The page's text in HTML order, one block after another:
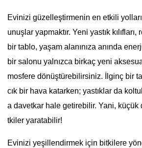
Evinizi güzelleştirmenin en etkili
unuşlar yapmaktır. Yeni yastık
bir tablo, yaşam alanınıza anında
bir salonu yalnızca birkaç yeni
mosfere dönüştürebilirsiniz. İlginç bir
cık bir hava katarken; yastıklar da
a davetkar hale getirebilir. Yani,
tkiler yaratabilir!
Evinizi yeşillendirmek için bitkilere